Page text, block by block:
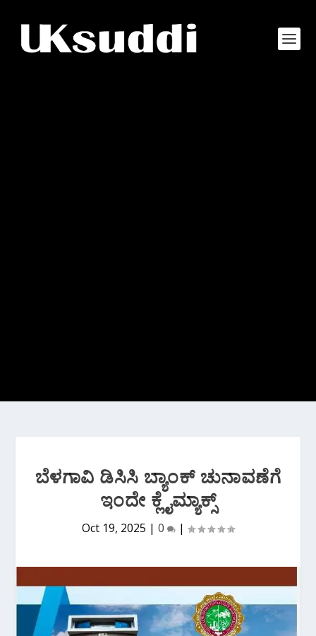
ಬೆಳಗಾವಿ ಡಿಸಿಸಿ ಬ್ಯಾಂಕ್ ಚುನಾವಣೆಗೆ
ಇಂದೇ ಕ್ಲೈಮ್ಯಾಕ್ಸ್
Oct 19, 2025 | 0 |